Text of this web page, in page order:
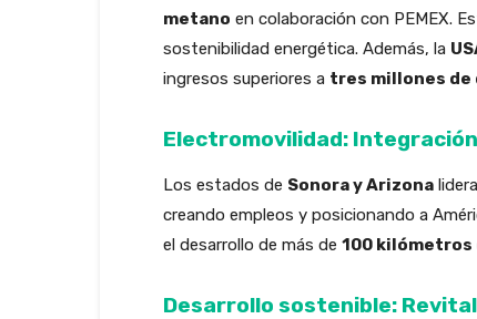
metano en colaboración con PEMEX.
sostenibilidad energética. Además, la
ingresos superiores a tres millones de
Electromovilidad:
Los estados de Sonora y Arizona
creando empleos y posicionando a
el desarrollo de más de 100 kilómetros
Desarrollo sostenible: